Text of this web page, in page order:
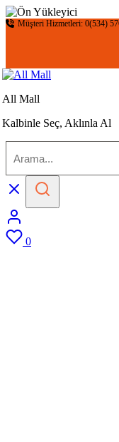
Müşteri Hizmetleri: 0(534)
All Mall
Kalbinle Seç, Aklınla Al
0